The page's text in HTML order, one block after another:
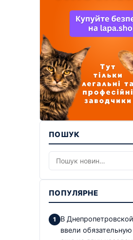
ПОШУК
ПОПУЛЯРНЕ
В
ввели